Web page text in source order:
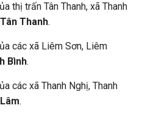
thị trấn Tân Thanh, xã Thanh
Thanh.
các xã Liêm Sơn, Liêm
Bình.
các xã Thanh Nghị, Thanh
.